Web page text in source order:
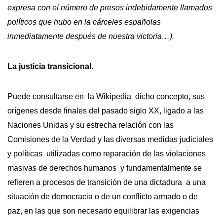
expresa con el número de presos indebidamente llamados
políticos que hubo en la cárceles españolas
inmediatamente después de nuestra victoria…).
La justicia transicional.
Puede consultarse en la Wikipedia dicho concepto, sus
orígenes desde finales del pasado siglo XX, ligado a las
Naciones Unidas y su estrecha relación con las
Comisiones de la Verdad y las diversas medidas judiciales
y políticas utilizadas como reparación de las violaciones
masivas de derechos humanos y fundamentalmente se
refieren a procesos de transición de una dictadura a una
situación de democracia o de un conflicto armado o de
paz, en las que son necesario equilibrar las exigencias